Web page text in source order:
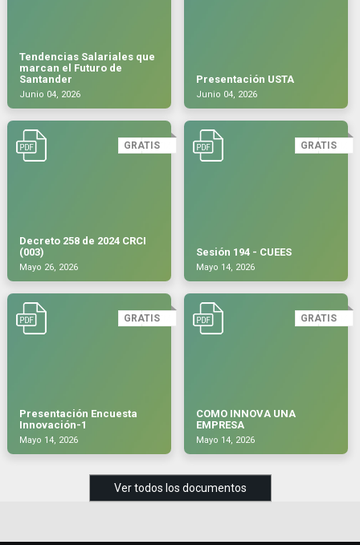
Tendencias Salariales que
marcan el Futuro de
Santander
Junio 04, 2026
Presentación USTA
Junio 04, 2026
GRATIS
Decreto 258 de 2024 CRCI
(003)
Mayo 26, 2026
GRATIS
Sesión 194 - CUEES
Mayo 14, 2026
GRATIS
Presentación Encuesta
Innovación-1
Mayo 14, 2026
GRATIS
COMO INNOVA UNA
EMPRESA
Mayo 14, 2026
Ver todos los documentos